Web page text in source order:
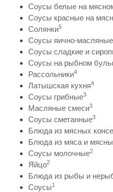
Соусы белые на
Соусы красные на
Солянки5
Соусы яично-масляные
Соусы сладкие и
Соусы на рыбном
Рассольники4
Латышская кухня4
Соусы грибные3
Масляные смеси3
Соусы сметанные3
Блюда из мясных
Блюда из мяса и
Соусы молочные2
Яйцо2
Блюда из рыбы и
Соусы1